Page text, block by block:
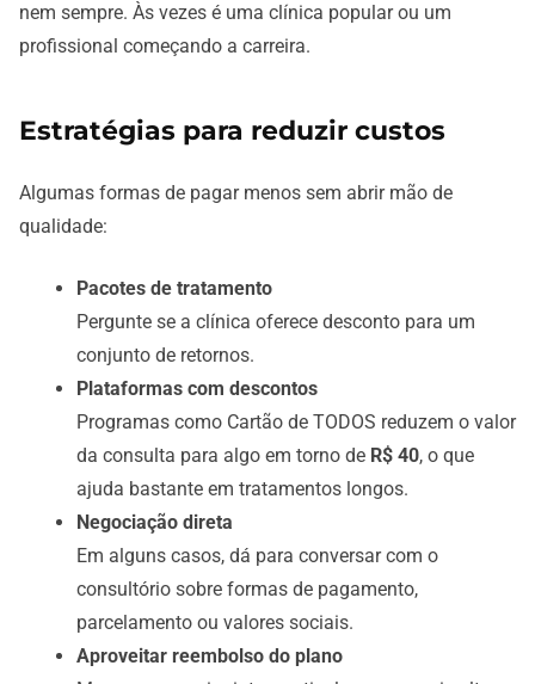
nem sempre. Às vezes é uma clínica popular ou um
profissional começando a carreira.
Estratégias para reduzir custos
Algumas formas de pagar menos sem abrir mão de
qualidade:
Pacotes de tratamento
Pergunte se a clínica oferece desconto para um
conjunto de retornos.
Plataformas com descontos
Programas como Cartão de TODOS reduzem o valor
da consulta para algo em torno de R$ 40, o que
ajuda bastante em tratamentos longos.
Negociação direta
Em alguns casos, dá para conversar com o
consultório sobre formas de pagamento,
parcelamento ou valores sociais.
Aproveitar reembolso do plano